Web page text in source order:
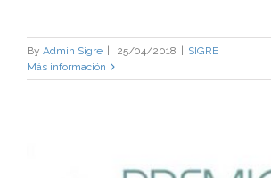
By Admin Sigre | 25/04/2018 | SIGRE
Más información